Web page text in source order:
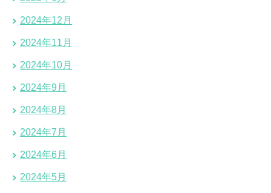
2024年12月
2024年11月
2024年10月
2024年9月
2024年8月
2024年7月
2024年6月
2024年5月